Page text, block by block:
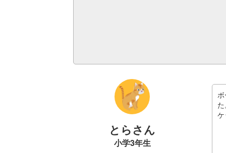
とらさん
小学3年生